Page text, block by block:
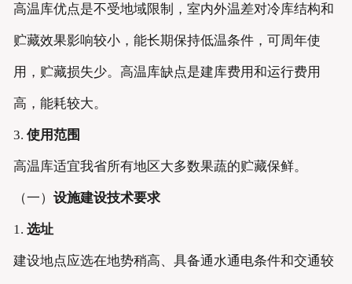
高温库优点是不受地域限制，室内外温差对冷库结构和
贮藏效果影响较小，能长期保持低温条件，可周年使
用，贮藏损失少。高温库缺点是建库费用和运行费用
高，能耗较大。
3. 使用范围
高温库适宜我省所有地区大多数果蔬的贮藏保鲜。
（一） 设施建设技术要求
1. 选址
建设地点应选在地势稍高、具备通水通电条件和交通较